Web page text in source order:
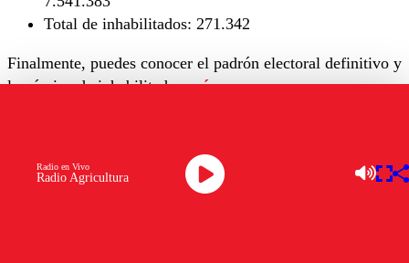
Total de inhabilitados: 271.342
Finalmente, puedes conocer el padrón electoral definitivo y
la nómina de inhabilitadosacá.
del sábado 26 y domingo 27 de octubre.
Radio Agricultura
Radio en Vivo